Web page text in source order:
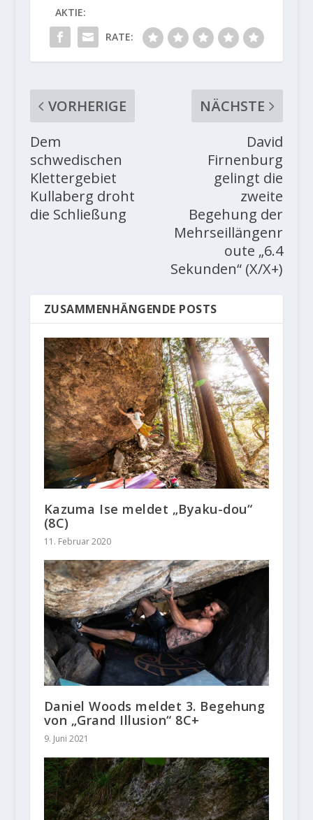
AKTIE:
RATE:
VORHERIGE
Dem
schwedischen
Klettergebiet
Kullaberg droht
die Schließung
NÄCHSTE
David
Firnenburg
gelingt die
zweite
Begehung der
Mehrseillängenr
oute „6.4
Sekunden“ (X/X+)
ZUSAMMENHÄNGENDE POSTS
Kazuma Ise meldet „Byaku-dou“
(8C)
11. Februar 2020
Daniel Woods meldet 3. Begehung
von „Grand Illusion“ 8C+
9. Juni 2021